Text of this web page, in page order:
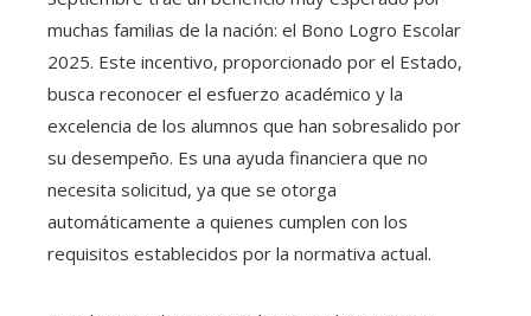
muchas familias de la nación: el Bono Logro Escolar
2025. Este incentivo, proporcionado por el Estado,
busca reconocer el esfuerzo académico y la
excelencia de los alumnos que han sobresalido por
su desempeño. Es una ayuda financiera que no
necesita solicitud, ya que se otorga
automáticamente a quienes cumplen con los
requisitos establecidos por la normativa actual.